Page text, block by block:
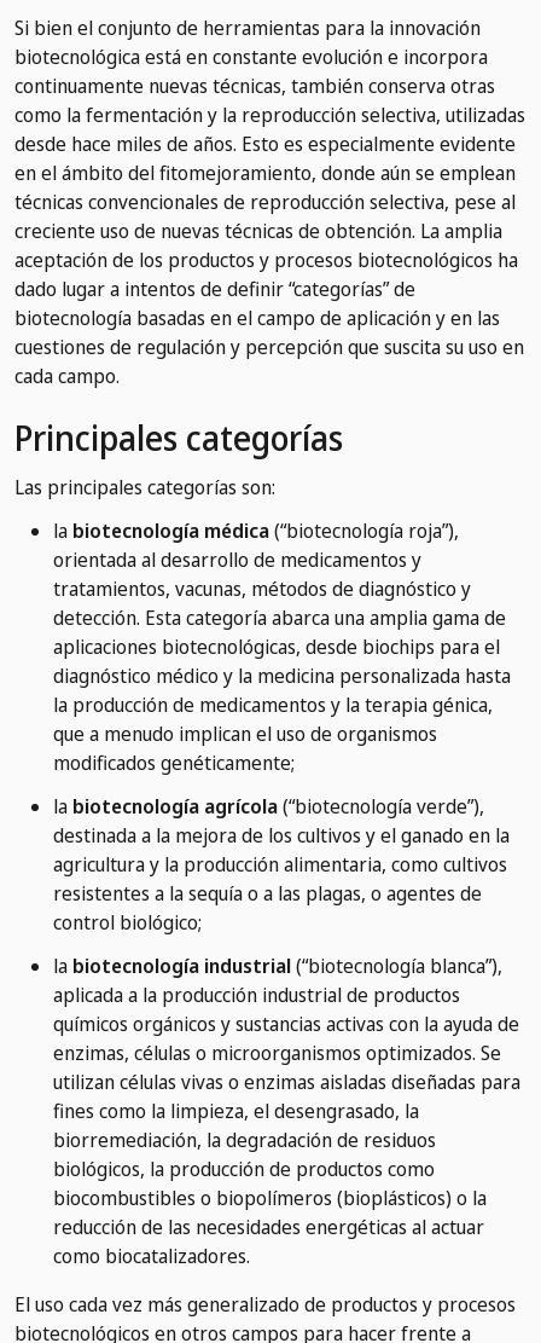
Si bien el conjunto de herramientas para la innovación
biotecnológica está en constante evolución e incorpora
continuamente nuevas técnicas, también conserva otras
como la fermentación y la reproducción selectiva, utilizadas
desde hace miles de años. Esto es especialmente evidente
en el ámbito del fitomejoramiento, donde aún se emplean
técnicas convencionales de reproducción selectiva, pese al
creciente uso de nuevas técnicas de obtención. La amplia
aceptación de los productos y procesos biotecnológicos ha
dado lugar a intentos de definir “categorías” de
biotecnología basadas en el campo de aplicación y en las
cuestiones de regulación y percepción que suscita su uso en
cada campo.
Principales categorías
Las principales categorías son:
la biotecnología médica(“biotecnología roja”),
orientada al desarrollo de medicamentos y
tratamientos, vacunas, métodos de diagnóstico y
detección. Esta categoría abarca una amplia gama de
aplicaciones biotecnológicas, desde biochips para el
diagnóstico médico y la medicina personalizada hasta
la producción de medicamentos y la terapia génica,
que a menudo implican el uso de organismos
modificados genéticamente;
la biotecnología agrícola(“biotecnología verde”),
destinada a la mejora de los cultivos y el ganado en la
agricultura y la producción alimentaria, como cultivos
resistentes a la sequía o a las plagas, o agentes de
control biológico;
la biotecnología industrial(“biotecnología blanca”),
aplicada a la producción industrial de productos
químicos orgánicos y sustancias activas con la ayuda de
enzimas, células o microorganismos optimizados. Se
utilizan células vivas o enzimas aisladas diseñadas para
fines como la limpieza, el desengrasado, la
biorremediación, la degradación de residuos
biológicos, la producción de productos como
biocombustibles o biopolímeros (bioplásticos) o la
reducción de las necesidades energéticas al actuar
como biocatalizadores.
El uso cada vez más generalizado de productos y procesos
biotecnológicos en otros campos para hacer frente a